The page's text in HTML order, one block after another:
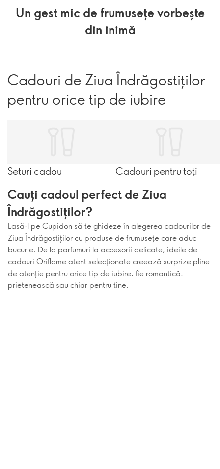
Un gest mic de frumusețe vorbește
din inimă
Cadouri de Ziua Îndrăgostiților
pentru orice tip de iubire
Seturi cadou Cadouri pentru toți
Cauți cadoul perfect de Ziua
Îndrăgostiților?
Lasă-l pe Cupidon să te ghideze în alegerea cadourilor de
Ziua Îndrăgostiților cu produse de frumusețe care aduc
bucurie. De la parfumuri la accesorii delicate, ideile de
cadouri Oriflame atent selecționate creează surprize pline
de atenție pentru orice tip de iubire, fie romantică,
prietenească sau chiar pentru tine.